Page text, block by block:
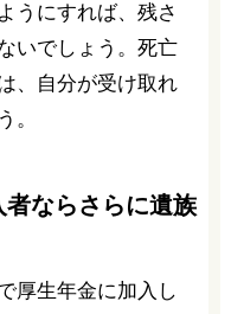
うにすれば、残さ
いでしょう。死亡
、自分が受け取れ
。
ならさらに遺族
厚生年金に加入し